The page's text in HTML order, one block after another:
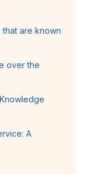
are known
over the
A